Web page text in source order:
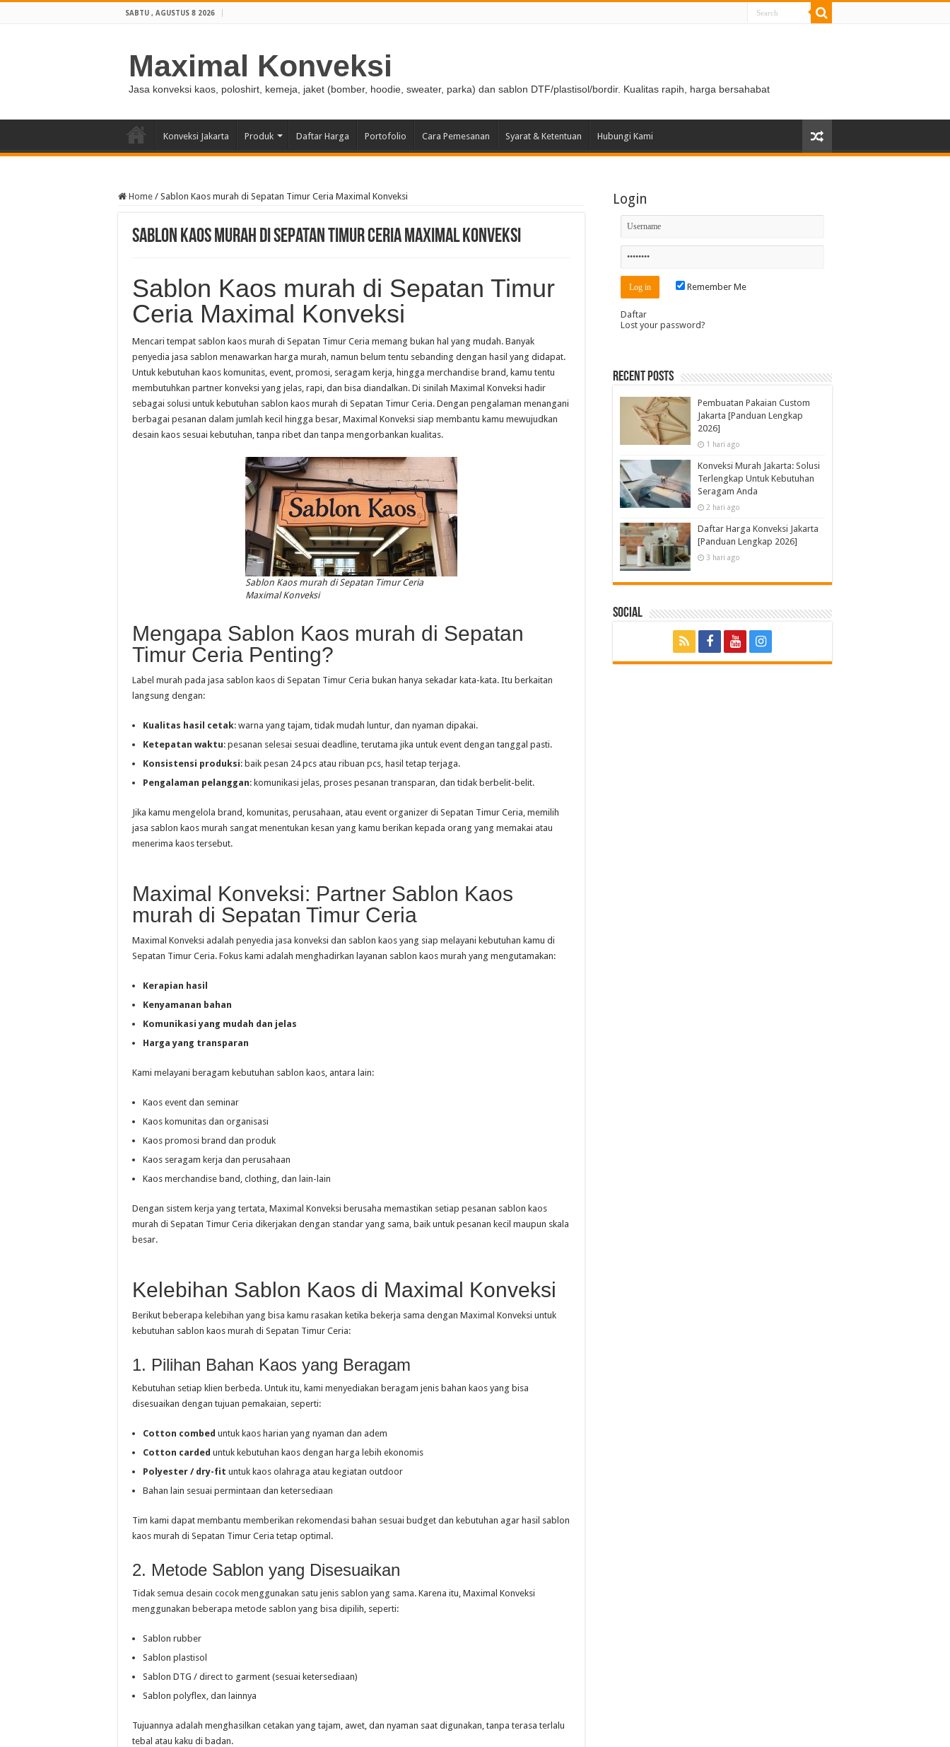
SABTU , AGUSTUS 8 2026
Maximal Konveksi
Jasa konveksi kaos, poloshirt, kemeja, jaket (bomber, hoodie, sweater, parka) dan sablon DTF/plastisol/bordir. Kualitas rapih, harga bersahabat
Konveksi Jakarta Produk Daftar Harga Portofolio Cara Pemesanan Syarat & Ketentuan Hubungi Kami
Home / Sablon Kaos murah di Sepatan Timur Ceria Maximal Konveksi
Sablon Kaos murah di Sepatan Timur Ceria Maximal Konveksi
Sablon Kaos murah di Sepatan Timur
Ceria Maximal Konveksi
Mencari tempat sablon kaos murah di Sepatan Timur Ceria memang bukan hal yang mudah. Banyak
penyedia jasa sablon menawarkan harga murah, namun belum tentu sebanding dengan hasil yang didapat.
Untuk kebutuhan kaos komunitas, event, promosi, seragam kerja, hingga merchandise brand, kamu tentu
membutuhkan partner konveksi yang jelas, rapi, dan bisa diandalkan. Di sinilah Maximal Konveksi hadir
sebagai solusi untuk kebutuhan sablon kaos murah di Sepatan Timur Ceria. Dengan pengalaman menangani
berbagai pesanan dalam jumlah kecil hingga besar, Maximal Konveksi siap membantu kamu mewujudkan
desain kaos sesuai kebutuhan, tanpa ribet dan tanpa mengorbankan kualitas.
Sablon Kaos murah di Sepatan Timur Ceria
Maximal Konveksi
Mengapa Sablon Kaos murah di Sepatan
Timur Ceria Penting?
Label murah pada jasa sablon kaos di Sepatan Timur Ceria bukan hanya sekadar kata-kata. Itu berkaitan
langsung dengan:
Kualitas hasil cetak: warna yang tajam, tidak mudah luntur, dan nyaman dipakai.
Ketepatan waktu: pesanan selesai sesuai deadline, terutama jika untuk event dengan tanggal pasti.
Konsistensi produksi: baik pesan 24 pcs atau ribuan pcs, hasil tetap terjaga.
Pengalaman pelanggan: komunikasi jelas, proses pesanan transparan, dan tidak berbelit-belit.
Jika kamu mengelola brand, komunitas, perusahaan, atau event organizer di Sepatan Timur Ceria, memilih
jasa sablon kaos murah sangat menentukan kesan yang kamu berikan kepada orang yang memakai atau
menerima kaos tersebut.
Maximal Konveksi: Partner Sablon Kaos
murah di Sepatan Timur Ceria
Maximal Konveksi adalah penyedia jasa konveksi dan sablon kaos yang siap melayani kebutuhan kamu di
Sepatan Timur Ceria. Fokus kami adalah menghadirkan layanan sablon kaos murah yang mengutamakan:
Kerapian hasil
Kenyamanan bahan
Komunikasi yang mudah dan jelas
Harga yang transparan
Kami melayani beragam kebutuhan sablon kaos, antara lain:
Kaos event dan seminar
Kaos komunitas dan organisasi
Kaos promosi brand dan produk
Kaos seragam kerja dan perusahaan
Kaos merchandise band, clothing, dan lain-lain
Dengan sistem kerja yang tertata, Maximal Konveksi berusaha memastikan setiap pesanan sablon kaos
murah di Sepatan Timur Ceria dikerjakan dengan standar yang sama, baik untuk pesanan kecil maupun skala
besar.
Kelebihan Sablon Kaos di Maximal Konveksi
Berikut beberapa kelebihan yang bisa kamu rasakan ketika bekerja sama dengan Maximal Konveksi untuk
kebutuhan sablon kaos murah di Sepatan Timur Ceria:
1. Pilihan Bahan Kaos yang Beragam
Kebutuhan setiap klien berbeda. Untuk itu, kami menyediakan beragam jenis bahan kaos yang bisa
disesuaikan dengan tujuan pemakaian, seperti:
Cotton combed untuk kaos harian yang nyaman dan adem
Cotton carded untuk kebutuhan kaos dengan harga lebih ekonomis
Polyester / dry-fit untuk kaos olahraga atau kegiatan outdoor
Bahan lain sesuai permintaan dan ketersediaan
Tim kami dapat membantu memberikan rekomendasi bahan sesuai budget dan kebutuhan agar hasil sablon
kaos murah di Sepatan Timur Ceria tetap optimal.
2. Metode Sablon yang Disesuaikan
Tidak semua desain cocok menggunakan satu jenis sablon yang sama. Karena itu, Maximal Konveksi
menggunakan beberapa metode sablon yang bisa dipilih, seperti:
Sablon rubber
Sablon plastisol
Sablon DTG / direct to garment (sesuai ketersediaan)
Sablon polyflex, dan lainnya
Tujuannya adalah menghasilkan cetakan yang tajam, awet, dan nyaman saat digunakan, tanpa terasa terlalu
tebal atau kaku di badan.
Login
Remember Me
Daftar
Lost your password?
Recent Posts
Pembuatan Pakaian Custom
Jakarta [Panduan Lengkap
2026]
1 hari ago
Konveksi Murah Jakarta: Solusi
Terlengkap Untuk Kebutuhan
Seragam Anda
2 hari ago
Daftar Harga Konveksi Jakarta
[Panduan Lengkap 2026]
3 hari ago
Social